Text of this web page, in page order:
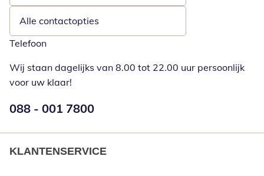
Alle contactopties
Telefoon
Wij staan dagelijks van 8.00 tot 22.00 uur persoonlijk
voor uw klaar!
Telefoonnummer:
088 - 001 7800
KLANTENSERVICE